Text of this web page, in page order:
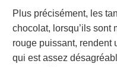
Plus précisément, les
chocolat, lorsqu’ils sont
rouge puissant, rendent
qui est assez